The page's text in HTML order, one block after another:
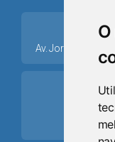
Av. Jorge Dariva,